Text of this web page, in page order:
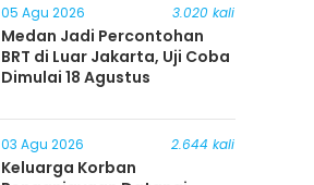
05 Agu 2026 3.020 kali
Medan Jadi Percontohan
BRT di Luar Jakarta, Uji Coba
Dimulai 18 Agustus
03 Agu 2026 2.644 kali
Keluarga Korban